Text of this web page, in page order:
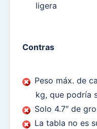
ligera
Contras
Peso máx. de
kg, que podría
Solo 4.7″ de
La tabla no es